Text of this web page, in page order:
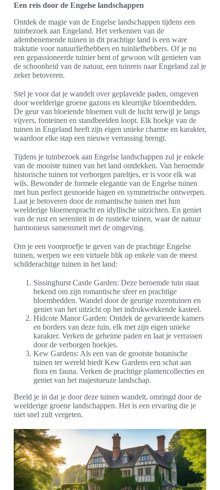
Een reis door de Engelse landschappen
Ontdek de magie van de Engelse landschappen tijdens een
tuinbezoek aan Engeland. Het verkennen van de
adembenemende tuinen in dit prachtige land is een ware
traktatie voor natuurliefhebbers en tuinliefhebbers. Of je nu
een gepassioneerde tuinier bent of gewoon wilt genieten van
de schoonheid van de natuur, een tuinreis naar Engeland zal je
zeker betoveren.
Stel je voor dat je wandelt over geplaveide paden, omgeven
door weelderige groene gazons en kleurrijke bloembedden.
De geur van bloeiende bloemen vult de lucht terwijl je langs
vijvers, fonteinen en standbeelden loopt. Elk hoekje van de
tuinen in Engeland heeft zijn eigen unieke charme en karakter,
waardoor elke stap een nieuwe verrassing brengt.
Tijdens je tuinbezoek aan Engelse landschappen zul je enkele
van de mooiste tuinen van het land ontdekken. Van beroemde
historische tuinen tot verborgen pareltjes, er is voor elk wat
wils. Bewonder de formele elegantie van de Engelse tuinen
met hun perfect gesnoeide hagen en symmetrische ontwerpen.
Laat je betoveren door de romantische tuinen met hun
weelderige bloemenpracht en idyllische uitzichten. En geniet
van de rust en sereniteit in de rustieke tuinen, waar de natuur
harmonieus samensmelt met de omgeving.
Om je een voorproefje te geven van de prachtige Engelse
tuinen, werpen we een virtuele blik op enkele van de meest
schilderachtige tuinen in het land:
Sissinghurst Castle Garden: Deze beroemde tuin staat
bekend om zijn romantische sfeer en prachtige
bloembedden. Wandel door de geurige rozentuinen en
geniet van het uitzicht op het indrukwekkende kasteel.
Hidcote Manor Garden: Ontdek de gevarieerde kamers
en borders van deze tuin, elk met zijn eigen unieke
karakter. Verken de geheime paden en laat je verrassen
door de verborgen hoekjes.
Kew Gardens: Als een van de grootste botanische
tuinen ter wereld biedt Kew Gardens een schat aan
flora en fauna. Verken de prachtige plantencollecties en
geniet van het majestueuze landschap.
Beeld je in dat je door deze tuinen wandelt, omringd door de
weelderige groene landschappen. Het is een ervaring die je
niet snel zult vergeten.